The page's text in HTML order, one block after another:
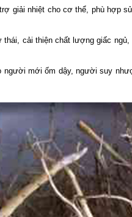
giải nhiệt cho cơ thể, phù hợp
thái, cải thiện chất lượng giấc
mới ốm dậy, người suy